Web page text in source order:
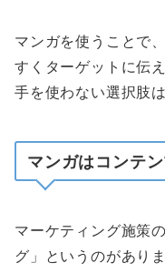
マンガを使うことで
すくターゲットに伝
手を使わない選択肢
マンガはコンテ
マーケティング施策
グ」というのがありま